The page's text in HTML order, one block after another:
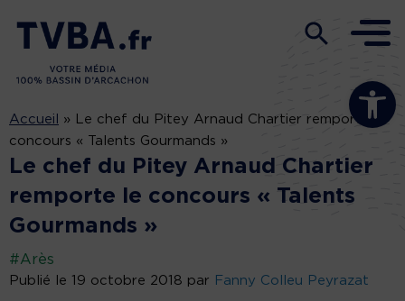
Ouvrir la
Accueil »
Le chef du Pitey Arnaud Chartier remporte le
concours « Talents Gourmands »
Le chef du Pitey Arnaud Chartier
remporte le concours « Talents
Gourmands »
#Arès
Publié le 19 octobre 2018 par Fanny Colleu Peyrazat